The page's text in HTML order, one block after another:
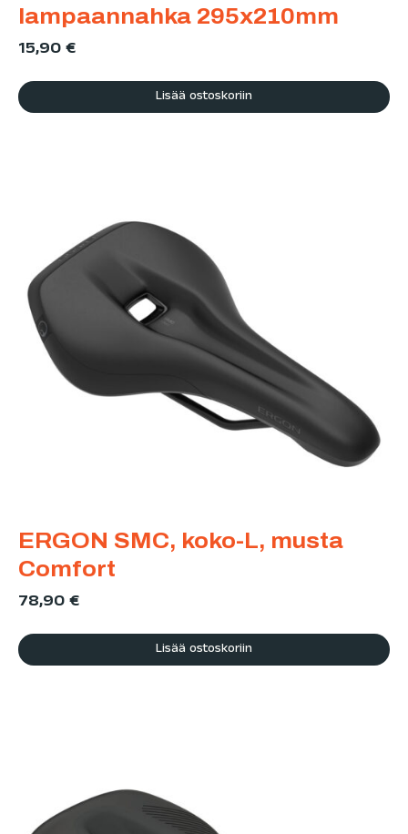
lampaannahka 295x210mm
15,90€
Lisää ostoskoriin
ERGON SMC, koko-L, musta
Comfort
78,90€
Lisää ostoskoriin